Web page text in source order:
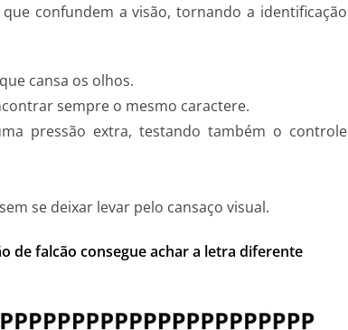
confundem a visão, tornando a identificação
cansa os olhos.
sempre o mesmo caractere.
pressão extra, testando também o controle
se deixar levar pelo cansaço visual.
de falcão consegue achar a letra diferente